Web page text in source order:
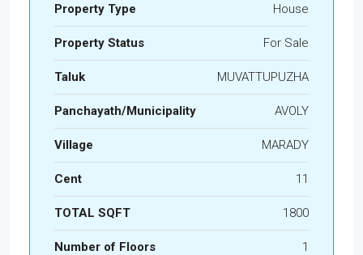
Property Type House
Property Status For Sale
Taluk MUVATTUPUZHA
Panchayath/Municipality AVOLY
Village MARADY
Cent 11
TOTAL SQFT 1800
Number of Floors 1